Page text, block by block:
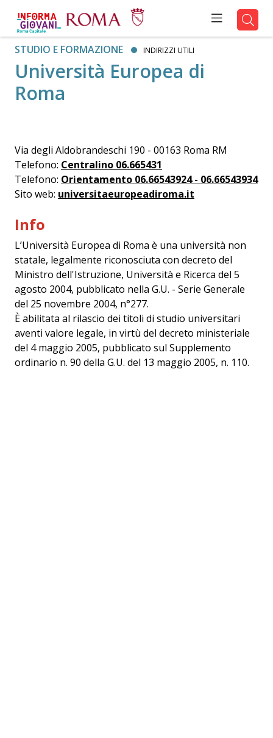
STUDIO E FORMAZIONE INDIRIZZI UTILI
Università Europea di
Roma
Via degli Aldobrandeschi 190 - 00163 Roma RM
Telefono: Centralino 06.665431
Telefono: Orientamento 06.66543924 - 06.66543934
Sito web: universitaeuropeadiroma.it
Info
L’Università Europea di Roma è una università non
statale, legalmente riconosciuta con decreto del
Ministro dell'Istruzione, Università e Ricerca del 5
agosto 2004, pubblicato nella G.U. - Serie Generale
del 25 novembre 2004, n°277.
È abilitata al rilascio dei titoli di studio universitari
aventi valore legale, in virtù del decreto ministeriale
del 4 maggio 2005, pubblicato sul Supplemento
ordinario n. 90 della G.U. del 13 maggio 2005, n. 110.